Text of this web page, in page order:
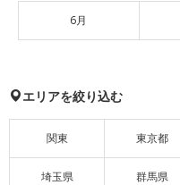
6月
エリアを絞り込む
関東 東京都
埼玉県 群馬県